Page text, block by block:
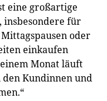
eine großartige
insbesondere für
oder
einkaufen
Monat läuft
Kundinnen und